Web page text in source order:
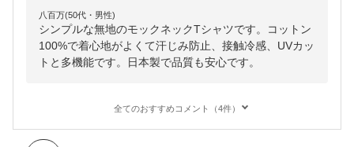
八百万(50代・男性)
シンプルな無地のモックネックTシャツです。コットン
100%で着心地がよくて汗じみ防止、接触冷感、UVカッ
トと多機能です。日本製で品質も安心です。
全てのおすすめコメント（4件）